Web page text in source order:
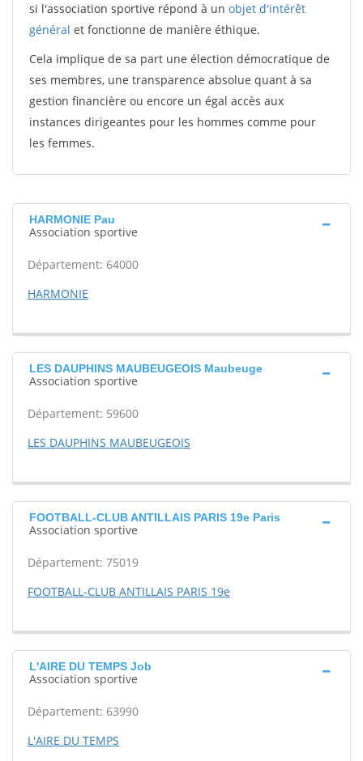
si l'association sportive répond à un objet d'intérêt
général et fonctionne de manière éthique.
Cela implique de sa part une élection démocratique de
ses membres, une transparence absolue quant à sa
gestion financière ou encore un égal accès aux
instances dirigeantes pour les hommes comme pour
les femmes.
HARMONIE Pau
Association sportive
Département: 64000
HARMONIE
LES DAUPHINS MAUBEUGEOIS Maubeuge
Association sportive
Département: 59600
LES DAUPHINS MAUBEUGEOIS
FOOTBALL-CLUB ANTILLAIS PARIS 19e Paris
Association sportive
Département: 75019
FOOTBALL-CLUB ANTILLAIS PARIS 19e
L'AIRE DU TEMPS Job
Association sportive
Département: 63990
L'AIRE DU TEMPS